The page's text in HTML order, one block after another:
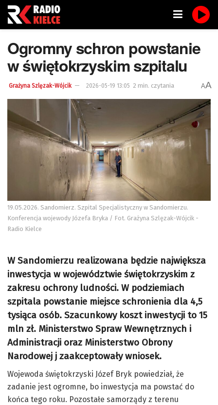
Ogromny schron powstanie
w świętokrzyskim szpitalu
Grażyna Szlęzak-Wójcik 2026-05-19 13:05 2 min. czytania AA
19.05.2026. Sandomierz. Szpital Specjalistyczny w Sandomierzu.
Konferencja wojewody Józefa Bryka / Fot. Grażyna Szlęzak-Wójcik -
Radio Kielce
W Sandomierzu realizowana będzie największa
inwestycja w województwie świętokrzyskim z
zakresu ochrony ludności. W podziemiach
szpitala powstanie miejsce schronienia dla 4,5
tysiąca osób. Szacunkowy koszt inwestycji to 15
mln zł. Ministerstwo Spraw Wewnętrznych i
Administracji oraz Ministerstwo Obrony
Narodowej j zaakceptowały wniosek.
Wojewoda świętokrzyski Józef Bryk powiedział, że
zadanie jest ogromne, bo inwestycja ma powstać do
końca tego roku. Pozostałe samorządy z terenu